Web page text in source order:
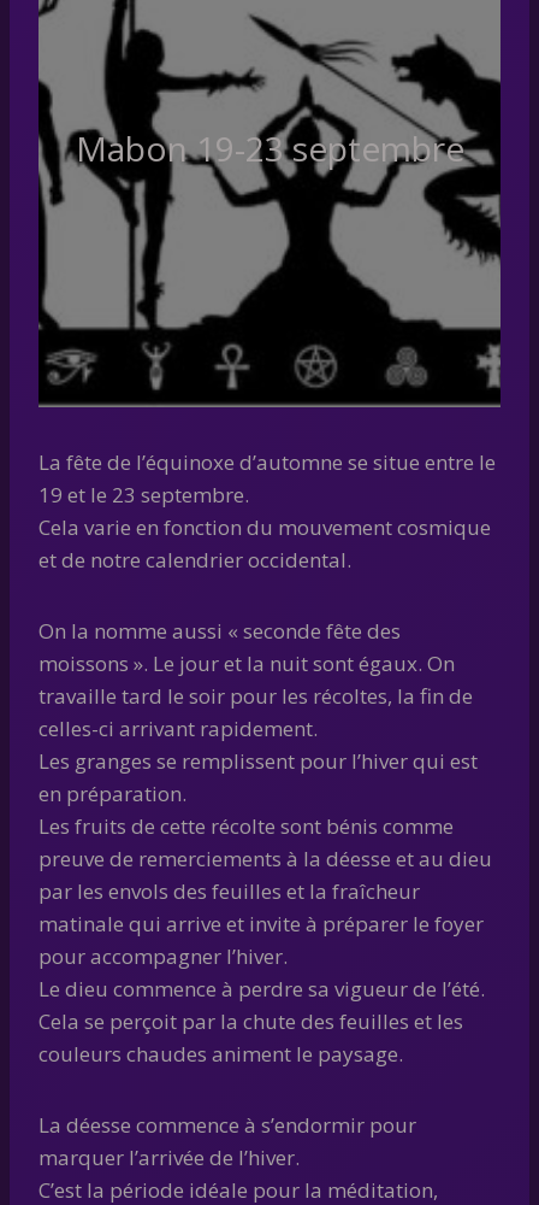
Mabon 19-23 septembre
La fête de l’équinoxe d’automne se situe entre le
19 et le 23 septembre.
Cela varie en fonction du mouvement cosmique
et de notre calendrier occidental.
On la nomme aussi « seconde fête des
moissons ». Le jour et la nuit sont égaux. On
travaille tard le soir pour les récoltes, la fin de
celles-ci arrivant rapidement.
Les granges se remplissent pour l’hiver qui est
en préparation.
Les fruits de cette récolte sont bénis comme
preuve de remerciements à la déesse et au dieu
par les envols des feuilles et la fraîcheur
matinale qui arrive et invite à préparer le foyer
pour accompagner l’hiver.
Le dieu commence à perdre sa vigueur de l’été.
Cela se perçoit par la chute des feuilles et les
couleurs chaudes animent le paysage.
La déesse commence à s’endormir pour
marquer l’arrivée de l’hiver.
C’est la période idéale pour la méditation,